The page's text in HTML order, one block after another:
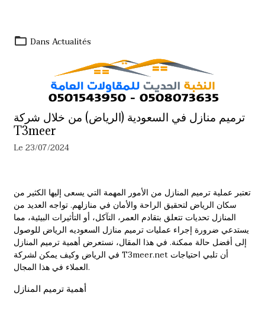
Dans Actualités
ترميم منازل في السعودية (الرياض) من خلال شركة
T3meer
Le 23/07/2024
تعتبر عملية ترميم المنازل من الأمور المهمة التي يسعى إليها الكثير من
سكان الرياض لتحقيق الراحة والأمان في منازلهم. تواجه العديد من
المنازل تحديات تتعلق بتقادم العمر، التآكل، أو التأثيرات البيئية، مما
يستدعي ضرورة إجراء عمليات ترميم منازل السعوديه الرياض للوصول
إلى أفضل حالة ممكنة. في هذا المقال، نستعرض أهمية ترميم المنازل
في الرياض وكيف يمكن لشركة T3meer.net أن تلبي احتياجات
العملاء في هذا المجال.
أهمية ترميم المنازل